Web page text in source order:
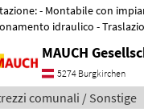
con impianto idraulico anteriore o posteriore -
idraulico -
MAUCH
5274 Burgkirchen
comunali / Sonstige